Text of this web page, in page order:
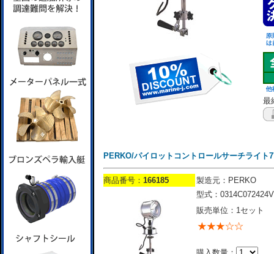
最
PERKO/パイロットコントロールサーチライト
商品番号： 166185
製造元：PERKO
型式：0314C072424V
販売単位：1セット